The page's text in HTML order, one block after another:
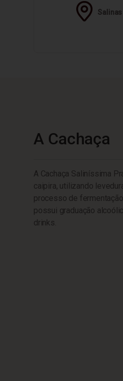
Salinas
A Cachaça
A Cachaça Saliníssima
caipira, utilizando
processo de
possui graduação
drinks.